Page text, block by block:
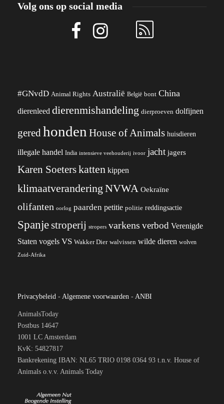
Volg ons op social media
#GNvdD Animal Rights Australië België bont China
dierenleed dierenmishandeling dierproeven dolfijnen
geredhonden House of Animals huisdieren
illegale handel India intensieve veehouderij ivoor jacht jagers
Karen Soeterskatten kippen
klimaatverandering NVWA Oekraïne
olifanten oorlog paarden petitie politie reddingsactie
Spanjestroperij stropers varkens verbod Verenigde
Staten vogels VS Wakker Dier walvissen wilde dieren wolven
Zuid-Afrika
Privacybeleid - Algemene voorwaarden - ANBI
AnimalsToday
Postbus 14647
1001 LC Amsterdam
KvK: 54827817
Bankrekening IBAN: NL65 TRIO 0198 0364 93 t.n.v. House of
Animals o.v.v. Animals Today